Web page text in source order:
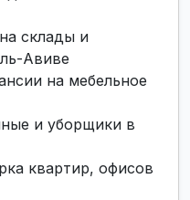
склады и
Авиве
на мебельное
и уборщики в
квартир, офисов